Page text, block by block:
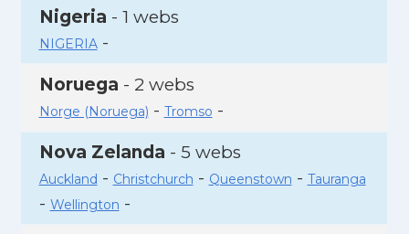
Nigeria - 1 webs
NIGERIA-
Noruega - 2 webs
Norge (Noruega) - Tromso -
Nova Zelanda - 5 webs
Auckland - Christchurch - Queenstown - Tauranga
- Wellington -